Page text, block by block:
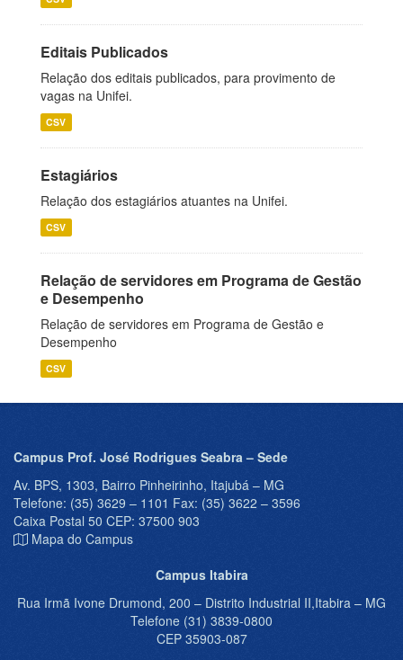
Editais Publicados
Relação dos editais publicados, para provimento de
vagas na Unifei.
CSV
Estagiários
Relação dos estagiários atuantes na Unifei.
CSV
Relação de servidores em Programa de Gestão
e Desempenho
Relação de servidores em Programa de Gestão e
Desempenho
CSV
Campus Prof. José Rodrigues Seabra – Sede
Av. BPS, 1303, Bairro Pinheirinho, Itajubá – MG
Telefone: (35) 3629 – 1101 Fax: (35) 3622 – 3596
Caixa Postal 50 CEP: 37500 903
Mapa do Campus
Campus Itabira
Rua Irmã Ivone Drumond, 200 – Distrito Industrial II,Itabira – MG
Telefone (31) 3839-0800
CEP 35903-087